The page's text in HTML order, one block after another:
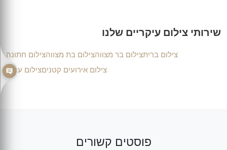
שירותי צילום עיקריים שלנו
צילום בריתצילום בר מצווהצילום בת מצווהצילום חתונה
צילום אירועים קטניםצילום עסקי
פוסטים קשורים